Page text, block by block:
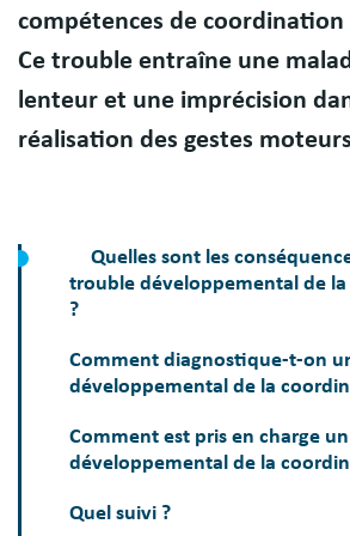
compétences de
Ce trouble entraîne une
lenteur et une imprécision
réalisation des gestes
Quelles sont les
trouble développemental de
?
Comment diagnostique-t-on
développemental de la
Comment est pris en charge
développemental de la
Quel suivi ?